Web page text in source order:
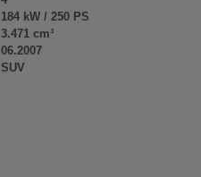
184 kW / 250 PS
3.471 cm³
06.2007
SUV